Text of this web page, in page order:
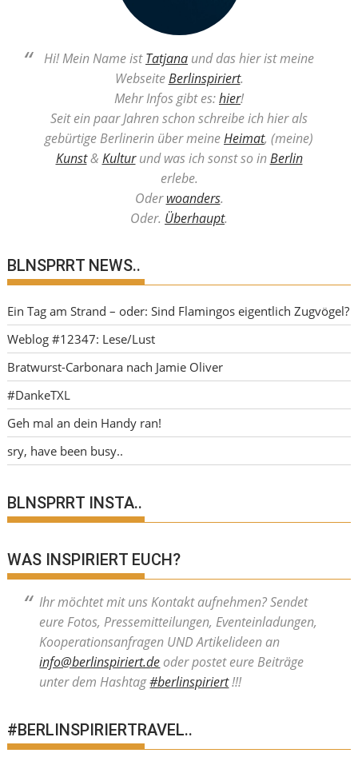
Hi! Mein Name istTatjana und das hier ist meine
WebseiteBerlinspiriert.
Mehr Infos gibt es:hier!
Seit ein paar Jahren schon schreibe ich hier als
gebürtige Berlinerin über meineHeimat, (meine)
Kunst& Kulturund was ich sonst so inBerlin
erlebe.
Oderwoanders.
Oder. Überhaupt.
BLNSPRRT NEWS..
Ein Tag am Strand – oder: Sind Flamingos eigentlich Zugvögel?
Weblog #12347: Lese/Lust
Bratwurst-Carbonara nach Jamie Oliver
#DankeTXL
Geh mal an dein Handy ran!
sry, have been busy..
BLNSPRRT INSTA..
WAS INSPIRIERT EUCH?
Ihr möchtet mit uns Kontakt aufnehmen? Sendet
eure Fotos, Pressemitteilungen, Eventeinladungen,
Kooperationsanfragen UND Artikelideen an
info@berlinspiriert.deoder postet eure Beiträge
unter dem Hashtag#berlinspiriert!!!
#BERLINSPIRIERTRAVEL..